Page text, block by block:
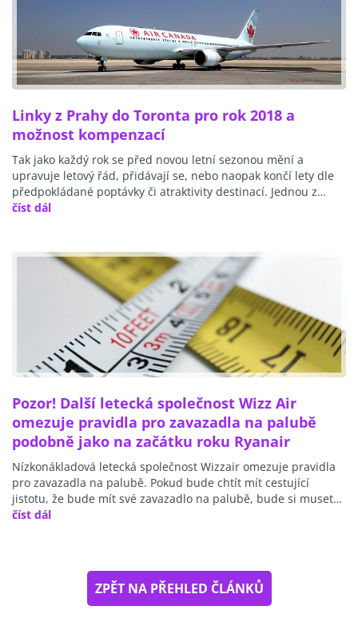
Linky z Prahy do Toronta pro rok 2018 a
možnost kompenzací
Tak jako každý rok se před novou letní sezonou mění a
upravuje letový řád, přidávají se, nebo naopak končí lety dle
předpokládané poptávky či atraktivity destinací. Jednou z…
číst dál
Pozor! Další letecká společnost Wizz Air
omezuje pravidla pro zavazadla na palubě
podobně jako na začátku roku Ryanair
Nízkonákladová letecká společnost Wizzair omezuje pravidla
pro zavazadla na palubě. Pokud bude chtít mít cestující
jistotu, že bude mít své zavazadlo na palubě, bude si muset…
číst dál
ZPĚT NA PŘEHLED ČLÁNKŮ